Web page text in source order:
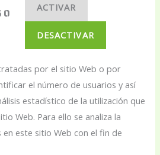
O
ACTIVAR
DESACTIVAR
por el sitio Web o por
el número de usuarios y así
estadístico de la utilización que
Web. Para ello se analiza la
en este sitio Web con el fin de